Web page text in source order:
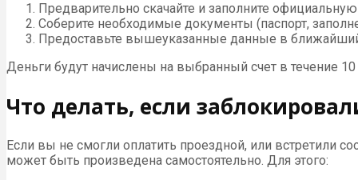
Предварительно скачайте и заполните
Соберите необходимые документы (паспорт,
Предоставьте вышеуказанные данные в
Деньги будут начислены на выбранный счет в течение
Что делать, если
Если вы не смогли оплатить проездной, или встретили
может быть произведена самостоятельно. Для этого: